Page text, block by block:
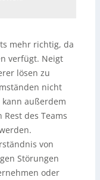
mehr richtig, da
verfügt. Neigt
lösen zu
nicht
außerdem
des Teams
von
Störungen
oder